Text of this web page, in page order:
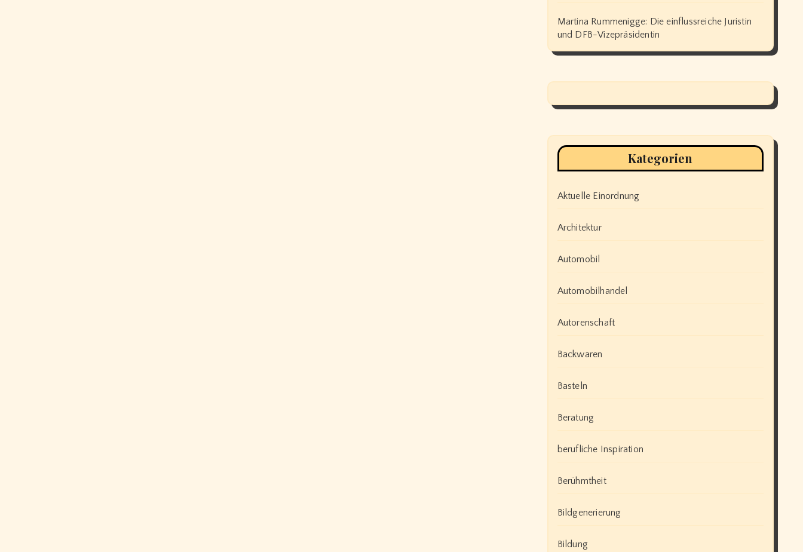
Martina Rummenigge: Die einflussreiche Juristin
und DFB-Vizepräsidentin
Kategorien
Aktuelle Einordnung
Architektur
Automobil
Automobilhandel
Autorenschaft
Backwaren
Basteln
Beratung
berufliche Inspiration
Berühmtheit
Bildgenerierung
Bildung